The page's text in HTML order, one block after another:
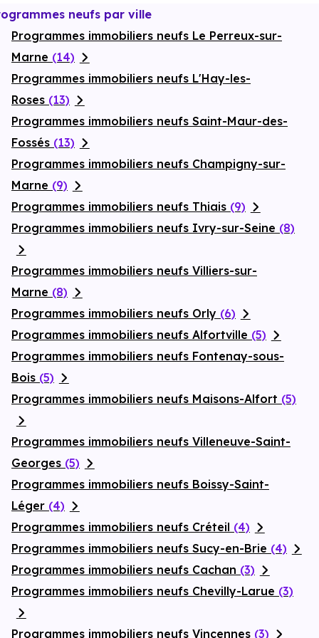
neufs par ville
Programmes immobiliers neufs Le Perreux-sur-
Marne (14)
Programmes immobiliers neufs L'Hay-les-
Roses (13)
Programmes immobiliers neufs Saint-Maur-des-
Fossés (13)
Programmes immobiliers neufs Champigny-sur-
Marne (9)
Programmes immobiliers neufs Thiais (9)
Programmes immobiliers neufs Ivry-sur-Seine (8)
Programmes immobiliers neufs Villiers-sur-
Marne (8)
Programmes immobiliers neufs Orly (6)
Programmes immobiliers neufs Alfortville (5)
Programmes immobiliers neufs Fontenay-sous-
Bois (5)
Programmes immobiliers neufs Maisons-Alfort (5)
Programmes immobiliers neufs Villeneuve-Saint-
Georges (5)
Programmes immobiliers neufs Boissy-Saint-
Léger (4)
Programmes immobiliers neufs Créteil (4)
Programmes immobiliers neufs Sucy-en-Brie (4)
Programmes immobiliers neufs Cachan (3)
Programmes immobiliers neufs Chevilly-Larue (3)
Programmes immobiliers neufs Vincennes (3)